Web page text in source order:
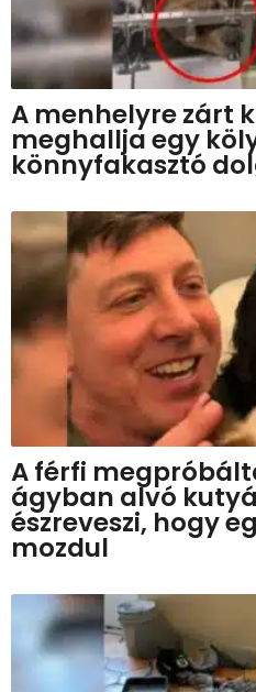
A menhelyre zárt
meghallja egy
könnyfakasztó
A férfi
ágyban alvó
észreveszi, hogy
mozdul